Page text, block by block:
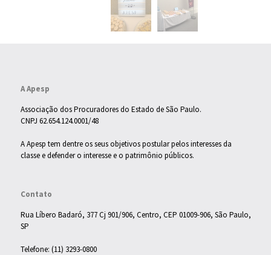
A Apesp
Associação dos Procuradores do Estado de São Paulo.
CNPJ 62.654.124.0001/48
A Apesp tem dentre os seus objetivos postular pelos interesses da
classe e defender o interesse e o patrimônio públicos.
Contato
Rua Líbero Badaró, 377 Cj 901/906, Centro, CEP 01009-906, São Paulo,
SP
Telefone: (11) 3293-0800